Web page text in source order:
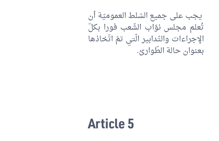
يجب على جميع السّلط العموميّة أن
تُعلم مجلس نوّاب الشّعب فورا بكلّ
الإجراءات والتّدابير الّتي تمّ اتّخاذها
بعنوان حالة الطّوارئ.
Article 5